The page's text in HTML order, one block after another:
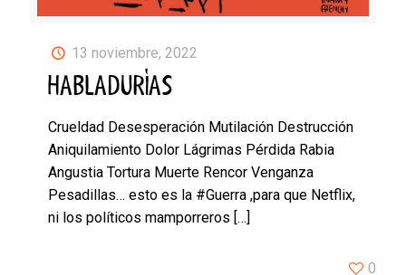
13 noviembre, 2022
HABLADURÍAS
Crueldad Desesperación Mutilación Destrucción
Aniquilamiento Dolor Lágrimas Pérdida Rabia
Angustia Tortura Muerte Rencor Venganza
Pesadillas… esto es la #Guerra ,para que Netflix,
ni los políticos mamporreros […]
0